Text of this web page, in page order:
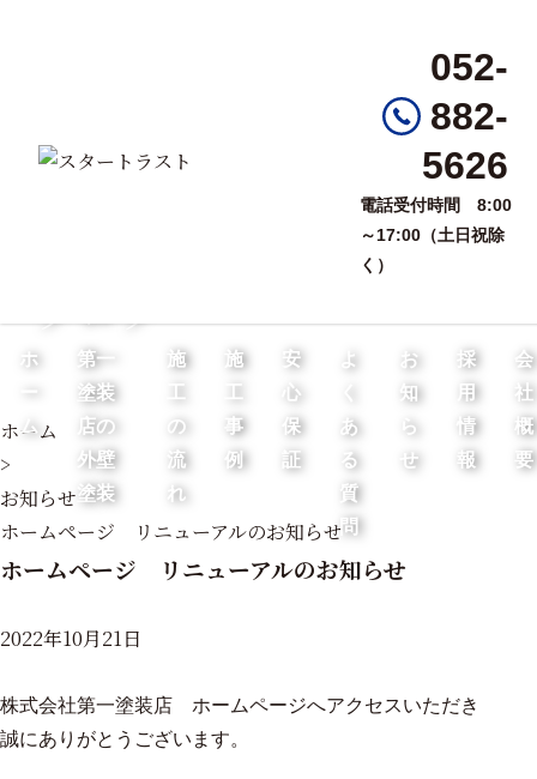
052-
882-
5626
電話受付時間
8:00
～17:00（土日祝除
く）
ホ
ー
ム
第一
塗装
店の
外壁
塗装
施
工
の
流
れ
施
工
事
例
安
心
保
証
よ
あ
る
質
問
お
知
ら
せ
採
用
情
報
会
社
概
要
ブログ
ホーム
>
お知らせ
ホームページ リニューアルのお知らせ
ホームページ リニューアルのお知らせ
2022年10月21日
株式会社第一塗装店 ホームページへアクセスいただき
誠にありがとうございます。